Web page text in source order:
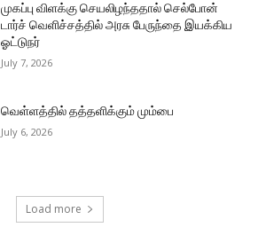
முகப்பு விளக்கு செயலிழந்ததால் செல்போன்
டார்ச் வெளிச்சத்தில் அரசு பேருந்தை இயக்கிய
ஓட்டுநர்
July 7, 2026
வெள்ளத்தில் தத்தளிக்கும் மும்பை
July 6, 2026
Load more